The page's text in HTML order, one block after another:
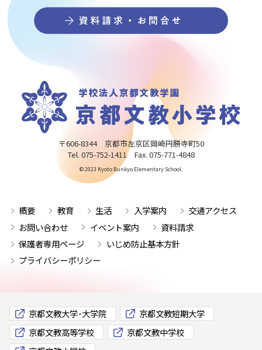
〒606-8344 京都市左京区岡崎円勝寺町50
Tel. 075-752-1411 Fax. 075-771-4848
© 2023 Kyoto Bunkyo Elementary School.
概要 教育 生活 入学案内
交通アクセス
お問い合わせ
イベント案内
資料請求
保護者専用ページ
いじめ防止基本方針
プライバシーポリシー
京都文教大学･大学院
京都文教短期大学
京都文教高等学校
京都文教中学校